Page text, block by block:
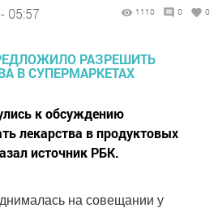
05:57 1110 0 0
к обсуждению
лекарства в продуктовых
источник РБК.
на совещании у